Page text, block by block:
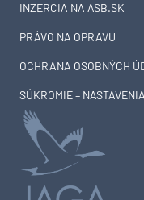
INZERCIA NA ASB.SK
PRÁVO NA OPRAVU
OCHRANA OSOBNÝCH
SÚKROMIE –